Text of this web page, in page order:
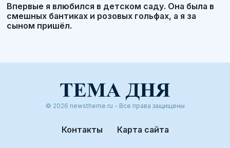
Впервые я влюбился в детском саду. Она была в
смешных бантиках и розовых гольфах, а я за
сыном пришёл.
© 2026 newstheme.ru - Все права защищены
Контакты Карта сайта